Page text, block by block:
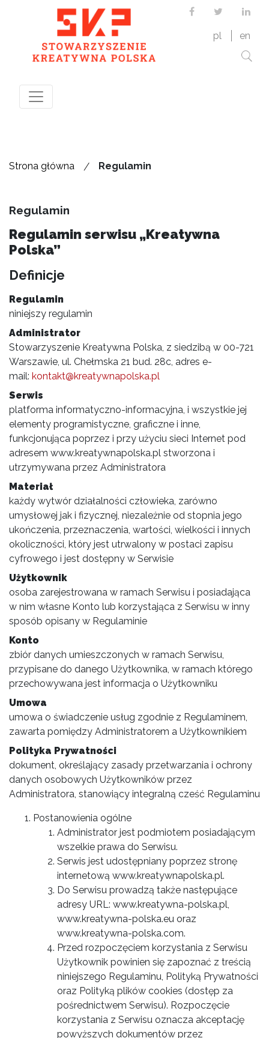
FacebookTwitter
pl en
Strona główna / Regulamin
Regulamin
Regulamin serwisu „Kreatywna
Polska”
Definicje
Regulamin
niniejszy regulamin
Administrator
Stowarzyszenie Kreatywna Polska, z siedzibą w 00-721
Warszawie, ul. Chełmska 21 bud. 28c, adres e-
mail: kontakt@kreatywnapolska.pl
Serwis
platforma informatyczno-informacyjna, i wszystkie jej
elementy programistyczne, graficzne i inne,
funkcjonująca poprzez i przy użyciu sieci Internet pod
adresem www.kreatywnapolska.pl stworzona i
utrzymywana przez Administratora
Materiał
każdy wytwór działalności człowieka, zarówno
umysłowej jak i fizycznej, niezależnie od stopnia jego
ukończenia, przeznaczenia, wartości, wielkości i innych
okoliczności, który jest utrwalony w postaci zapisu
cyfrowego i jest dostępny w Serwisie
Użytkownik
osoba zarejestrowana w ramach Serwisu i posiadająca
w nim własne Konto lub korzystająca z Serwisu w inny
sposób opisany w Regulaminie
Konto
zbiór danych umieszczonych w ramach Serwisu,
przypisane do danego Użytkownika, w ramach którego
przechowywana jest informacja o Użytkowniku
Umowa
umowa o świadczenie usług zgodnie z Regulaminem,
zawarta pomiędzy Administratorem a Użytkownikiem
Polityka Prywatności
dokument, określający zasady przetwarzania i ochrony
danych osobowych Użytkowników przez
Administratora, stanowiący integralną cześć Regulaminu
Postanowienia ogólne
Administrator jest podmiotem posiadającym
wszelkie prawa do Serwisu.
Serwis jest udostępniany poprzez stronę
internetową www.kreatywnapolska.pl.
Do Serwisu prowadzą także następujące
adresy URL: www.kreatywna-polska.pl,
www.kreatywna-polska.eu oraz
www.kreatywna-polska.com.
Przed rozpoczęciem korzystania z Serwisu
Użytkownik powinien się zapoznać z treścią
niniejszego Regulaminu, Polityką Prywatności
oraz Polityką plików cookies (dostęp za
pośrednictwem Serwisu). Rozpoczęcie
korzystania z Serwisu oznacza akceptację
powyższych dokumentów przez